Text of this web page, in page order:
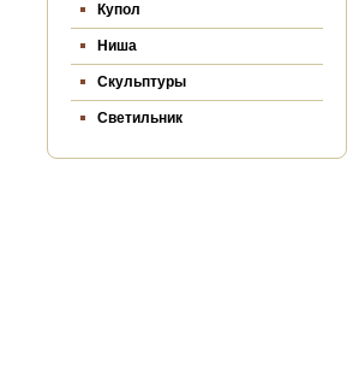
Купол
Ниша
Скульптуры
Светильник